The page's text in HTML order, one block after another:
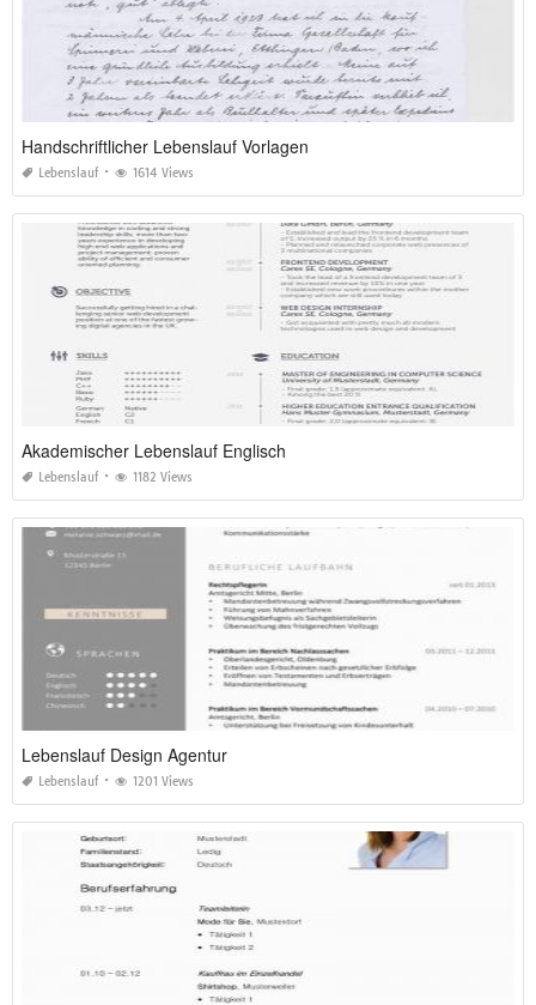
Handschriftlicher Lebenslauf Vorlagen
Lebenslauf 1614 Views
Akademischer Lebenslauf Englisch
Lebenslauf 1182 Views
Lebenslauf Design Agentur
Lebenslauf 1201 Views